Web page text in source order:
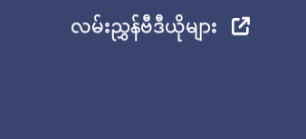
လမ်းညွှန်ဗီဒီယိုများ